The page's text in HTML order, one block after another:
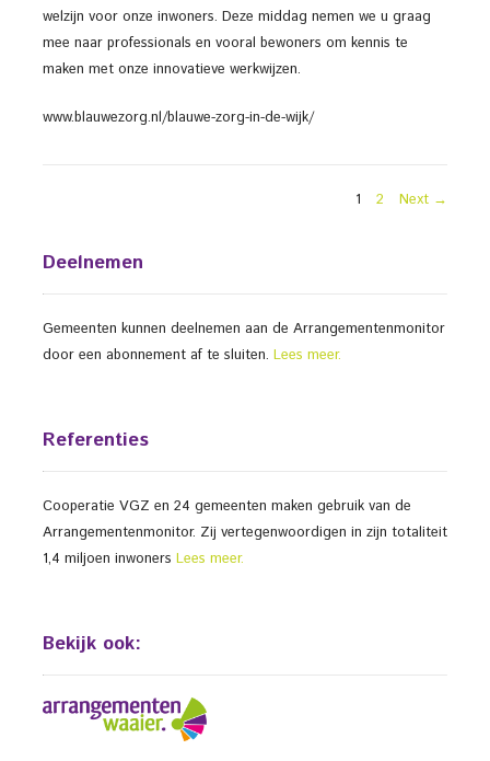
welzijn voor onze inwoners. Deze middag nemen we u graag
mee naar professionals en vooral bewoners om kennis te
maken met onze innovatieve werkwijzen.
www.blauwezorg.nl/blauwe-zorg-in-de-wijk/
paginering
PAGE
1 PAGE
2 Next →
Deelnemen
Gemeenten kunnen deelnemen aan de Arrangementenmonitor
door een abonnement af te sluiten. Lees meer.
Referenties
Cooperatie VGZ en 24 gemeenten maken gebruik van de
Arrangementenmonitor. Zij vertegenwoordigen in zijn totaliteit
1,4 miljoen inwoners Lees meer.
Bekijk ook: